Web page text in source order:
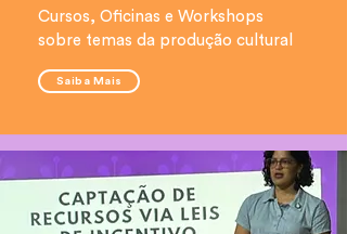
Cursos, Oficinas e Workshops
sobre temas da produção cultural
Saiba Mais